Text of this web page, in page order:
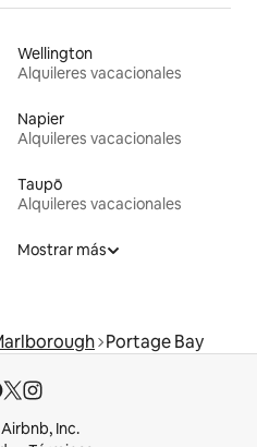
Wellington
Alquileres vacacionales
Napier
Alquileres vacacionales
Taupō
Alquileres vacacionales
Mostrar más
Portage Bay
Inc.